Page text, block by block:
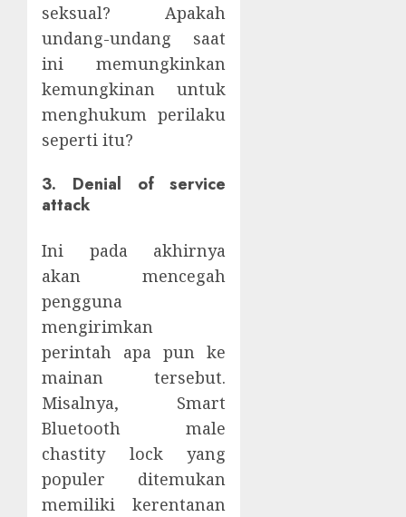
seksual? Apakah
undang-undang saat
ini memungkinkan
kemungkinan untuk
menghukum perilaku
seperti itu?
3. Denial of service
attack
Ini pada akhirnya
akan mencegah
pengguna
mengirimkan
perintah apa pun ke
mainan tersebut.
Misalnya, Smart
Bluetooth male
chastity lock yang
populer ditemukan
memiliki kerentanan